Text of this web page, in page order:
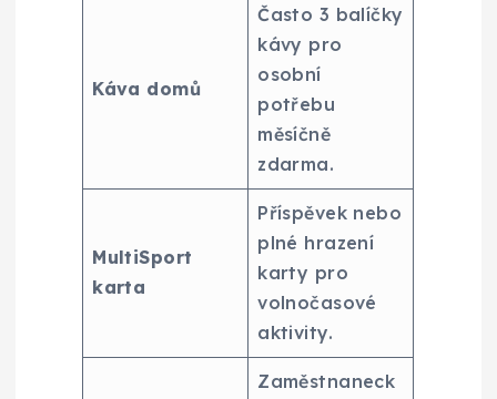
Káva domů
Často 3 balíčky
kávy pro
osobní
potřebu
měsíčně
zdarma.
MultiSport
karta
Příspěvek nebo
plné hrazení
karty pro
volnočasové
aktivity.
Zaměstnaneck